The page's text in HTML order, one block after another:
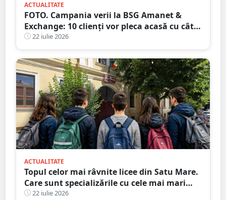
ACTUALITATE
FOTO. Campania verii la BSG Amanet &
Exchange: 10 clienți vor pleca acasă cu câte
1.000 EURO CASH!
22 iulie 2026
ACTUALITATE
Topul celor mai râvnite licee din Satu Mare.
Care sunt specializările cu cele mai mari
medii de intrare
22 iulie 2026